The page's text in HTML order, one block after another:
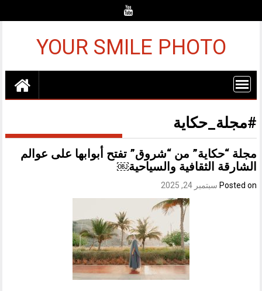
YOUR SMILE PHOTO
#مجلة_حكاية
مجلة “حكاية” من “شروق” تفتح أبوابها على عوالم
الشارقة الثقافية والسياحية￼
Posted on سبتمبر 24, 2025